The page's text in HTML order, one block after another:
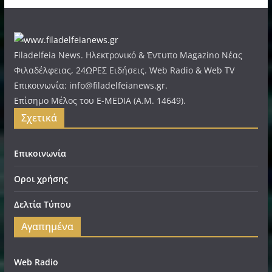
Filadelfeia News. Ηλεκτρονικό & Έντυπο Magazino Νέας
Φιλαδέλφειας, 24ΩΡΕΣ Ειδήσεις. Web Radio & Web TV
Επικοινωνία: info@filadelfeianews.gr.
Επίσημο Μέλος του E-MEDIA (A.M. 14649).
Σχετικά
Επικοινωνία
Οροι χρήσης
Δελτία Τύπου
Αγαπημένα
Web Radio